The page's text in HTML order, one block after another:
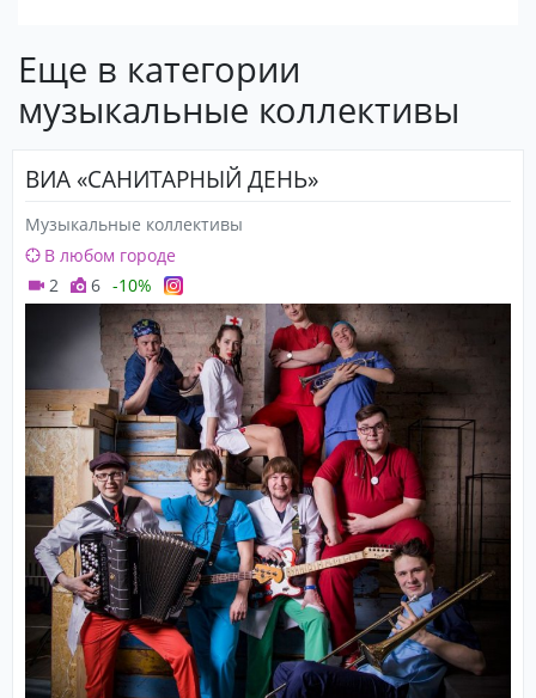
Еще в категории
музыкальные коллективы
ВИА «САНИТАРНЫЙ ДЕНЬ»
Музыкальные коллективы
В любом городе
2
6 -10%